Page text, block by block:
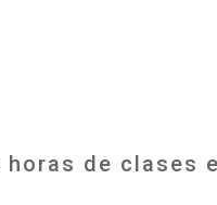
horas de clases